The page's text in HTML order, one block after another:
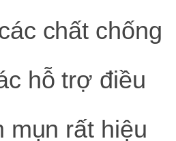
chất chống
hỗ trợ điều
mụn rất hiệu